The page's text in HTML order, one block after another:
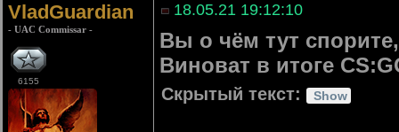
VladGuardian
- UAC Commissar -
6155
18.05.21 19:12:10
Вы о чём тут
Виноват в итоге
Скрытый текст: